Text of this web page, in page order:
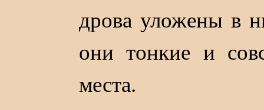
дрова уложены в
они тонкие и
места.